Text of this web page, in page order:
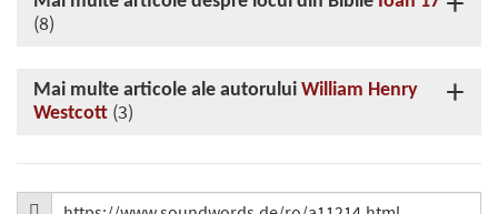
(8)
Mai multe articole ale autorului William Henry
Westcott (3)